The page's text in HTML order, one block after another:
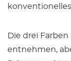
Die drei
entnehmen,